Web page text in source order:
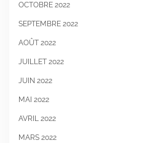
OCTOBRE 2022
SEPTEMBRE 2022
AOÛT 2022
JUILLET 2022
JUIN 2022
MAI 2022
AVRIL 2022
MARS 2022